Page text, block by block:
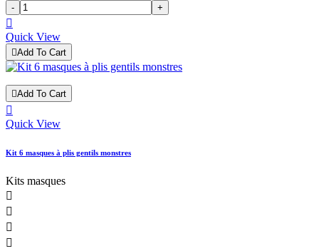
- +

Quick View
Add To Cart
Add To Cart

Quick View
Kit 6 masques à plis gentils monstres
Kits masques



